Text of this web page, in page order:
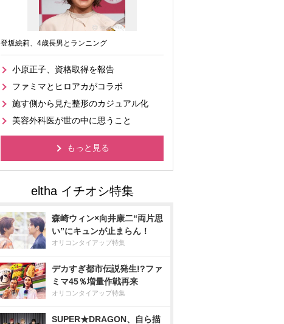
登坂絵莉、4歳長男とランニング
小原正子、資格取得を報告
ファミマとヒロアカがコラボ
施す側から見た整形のカジュアル化
美容外科医が世の中に思うこと
もっと見る
森崎ウィン×向井康二“両片思
い”にキュンが止まらん！
オリコンタイアップ特集
デカすぎ都市伝説発生!?ファ
ミマ45％増量作戦再来
オリコンタイアップ特集
SUPER★DRAGON、自ら描